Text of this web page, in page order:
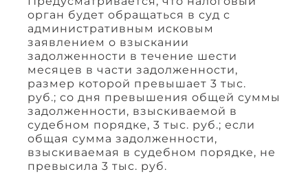
орган будет обращаться в суд с
административным исковым
заявлением о взыскании
задолженности в течение шести
месяцев в части задолженности,
размер которой превышает 3 тыс.
руб.; со дня превышения общей суммы
задолженности, взыскиваемой в
судебном порядке, 3 тыс. руб.; если
общая сумма задолженности,
взыскиваемая в судебном порядке, не
превысила 3 тыс. руб.